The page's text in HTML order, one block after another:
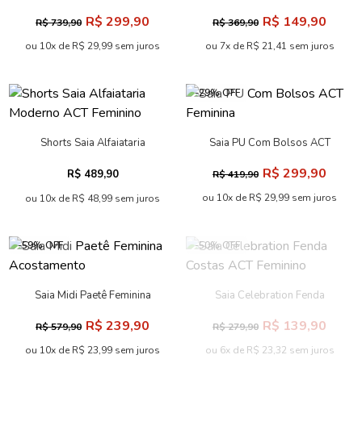
R$ 739,90 R$ 299,90
ou 10x de R$ 29,99 sem juros
R$ 369,90 R$ 149,90
ou 7x de R$ 21,41 sem juros
Shorts Saia Alfaiataria
R$ 489,90
ou 10x de R$ 48,99 sem juros
-29% OFF
Saia PU Com Bolsos ACT
R$ 419,90 R$ 299,90
ou 10x de R$ 29,99 sem juros
-59% OFF
Saia Midi Paetê Feminina
R$ 579,90 R$ 239,90
ou 10x de R$ 23,99 sem juros
-50% OFF
Saia Celebration Fenda
R$ 279,90 R$ 139,90
ou 6x de R$ 23,32 sem juros